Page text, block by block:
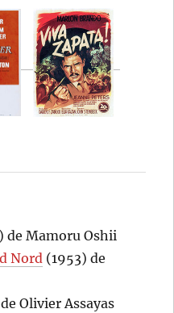
de Mamoru Oshii
Nord (1953) de
Olivier Assayas